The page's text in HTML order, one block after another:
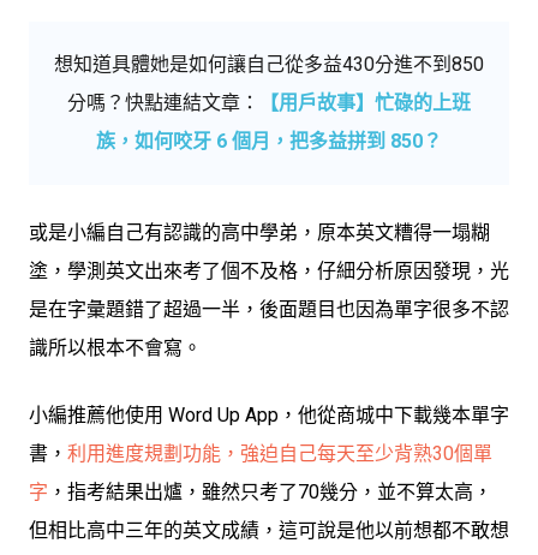
想知道具體她是如何讓自己從多益430分進不到850
分嗎？快點連結文章：
【用戶故事】忙碌的上班
族，如何咬牙 6 個月，把多益拼到 850？
或是小編自己有認識的高中學弟，原本英文糟得一塌糊
塗，學測英文出來考了個不及格，仔細分析原因發現，光
是在字彙題錯了超過一半，後面題目也因為單字很多不認
識所以根本不會寫。
小編推薦他使用 Word Up App，他從商城中下載幾本單字
書， 利用進度規劃功能，強迫自己每天至少背熟30個單
字 ，指考結果出爐，雖然只考了70幾分，並不算太高，
但相比高中三年的英文成績，這可說是他以前想都不敢想